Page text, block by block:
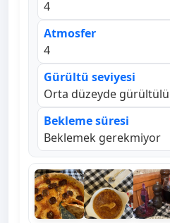
4
Atmosfer
4
Gürültü seviyesi
Orta düzeyde gürültülü
Bekleme süresi
Beklemek gerekmiyor